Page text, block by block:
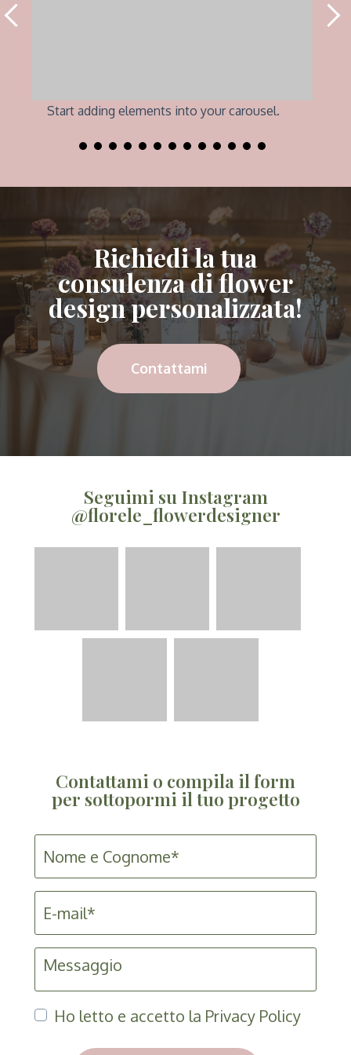
Start adding elements into your carousel.
Richiedi la tua
consulenza di flower
design personalizzata!
Contattami
Seguimi su Instagram
@florele_flowerdesigner
Nome
E-
mail*
Messaggio
Privacy
PolicyHo letto e accetto la Privacy Policy
Contattami o compila il form
per sottopormi il tuo progetto